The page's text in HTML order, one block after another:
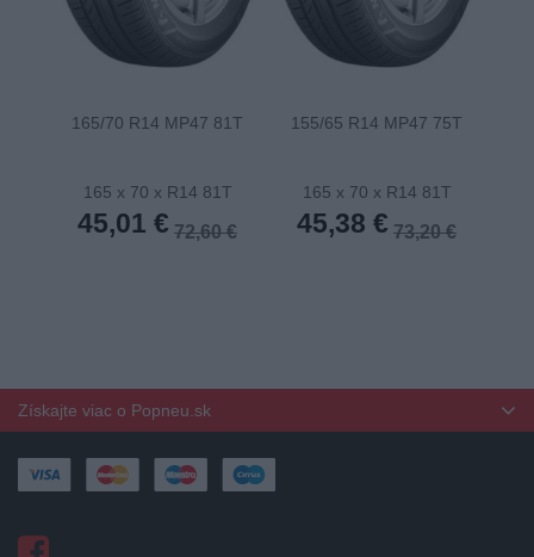
165/70 R14 MP47 81T
165 x 70 x R14 81T
45,01 € 72,60 €
155/65 R14 MP47 75T
165 x 70 x R14 81T
45,38 € 73,20 €
Získajte viac o Popneu.sk